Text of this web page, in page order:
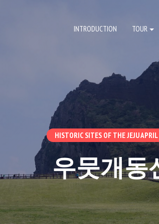
INTRODUCTION TOUR
HISTORIC SITES OF THE JEJU APRIL
우뭇개동